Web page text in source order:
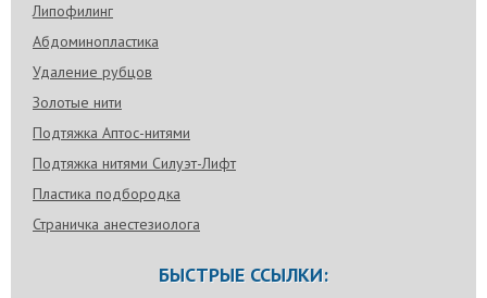
Липофилинг
Абдоминопластика
Удаление рубцов
Золотые нити
Подтяжка Аптос-нитями
Подтяжка нитями Силуэт-Лифт
Пластика подбородка
Страничка анестезиолога
БЫСТРЫЕ ССЫЛКИ: